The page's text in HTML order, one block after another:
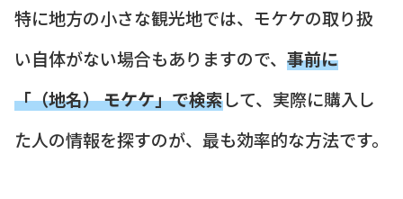
特に地方の小さな観光地では、モケケの取り扱
い自体がない場合もありますので、 事前に
「（地名） モケケ」で検索して、実際に購入し
た人の情報を探すのが、最も効率的な方法です。